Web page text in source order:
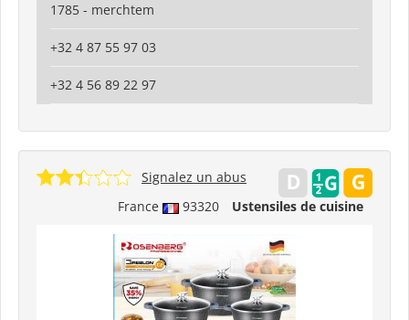
1785 - merchtem
+32 4 87 55 97 03
+32 4 56 89 22 97
France 93320 Ustensiles de cuisine
Signalez un abus